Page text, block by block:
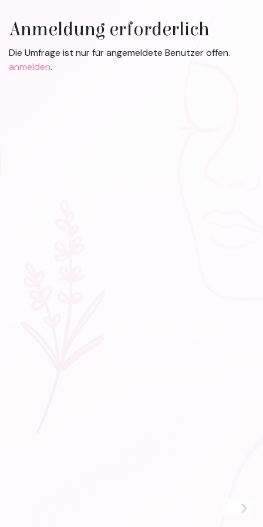
Anmeldung erforderlich
Die Umfrage ist nur für angemeldete Benutzer offen.
anmelden.